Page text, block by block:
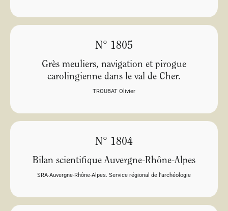
N° 1805
Grès meuliers, navigation et pirogue
carolingienne dans le val de Cher.
TROUBAT Olivier
N° 1804
Bilan scientifique Auvergne-Rhône-Alpes
SRA-Auvergne-Rhône-Alpes. Service régional de l'archéologie